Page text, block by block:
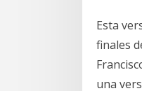
Esta
finales
una